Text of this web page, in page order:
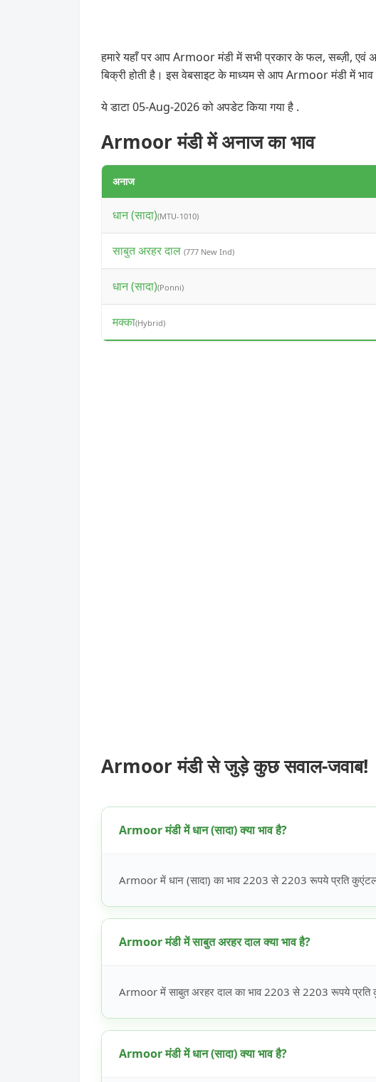
हमारे यहाँ पर आप Armoor मंडी में सभी प्रकार के फल, सब्ज़ी, एवं
बिक्री होती है। इस वेबसाइट के माध्यम से आप Armoor मंडी में
ये डाटा 05-Aug-2026 को अपडेट किया गया है .
Armoor मंडी में अनाज का भाव
अनाज
धान (सादा)(MTU-1010)
साबुत अरहर दाल (777 New Ind)
धान (सादा)(Ponni)
मक्का(Hybrid)
Armoor मंडी से जुड़े कुछ सवाल-जवाब!
Armoor मंडी में धान (सादा) क्या भाव है?
Armoor में धान (सादा) का भाव 2203 से 2203 रूपये प्रति
Armoor मंडी में साबुत अरहर दाल क्या भाव है?
Armoor में साबुत अरहर दाल का भाव 2203 से 2203 रूपये प्रति
Armoor मंडी में धान (सादा) क्या भाव है?